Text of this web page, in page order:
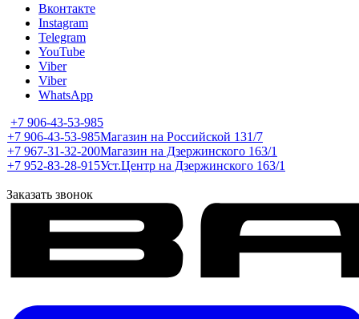
Вконтакте
Instagram
Telegram
YouTube
Viber
Viber
WhatsApp
+7 906-43-53-985
+7 906-43-53-985Магазин на Российской 131/7
+7 967-31-32-200Магазин на Дзержинского 163/1
+7 952-83-28-915Уст.Центр на Дзержинского 163/1
Заказать звонок